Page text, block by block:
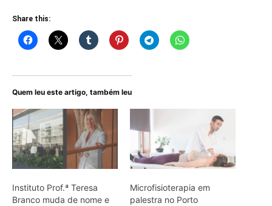
Share this:
Quem leu este artigo, também leu
Instituto Prof.ª Teresa
Branco muda de nome e
Microfisioterapia em
palestra no Porto